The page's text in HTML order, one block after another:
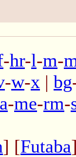
-hr-l-m-
-w-x | bg
-me-rm-
] [Futaba